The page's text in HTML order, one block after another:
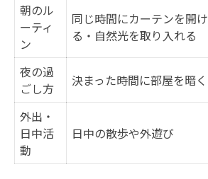
朝のル
ーティ
ン
同じ時間にカーテンを開け
る・自然光を取り入れる
夜の過
ごし方
決まった時間に部屋を暗く
外出・
日中活
動
日中の散歩や外遊び